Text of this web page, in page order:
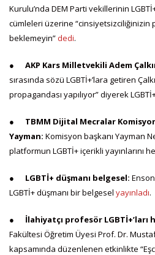
Kurulu’nda DEM Parti vekillerinin
cümleleri üzerine “cinsiyetsizciliğinizin
beklemeyin”dedi.
● AKP Kars Milletvekili Adem
sırasında sözü LGBTİ+’lara getiren
propagandası yapılıyor” diyerek
● TBMM Dijital Mecralar
Yayman: Komisyon başkanı Yayman
platformun LGBTİ+ içerikli yayınlarını
● LGBTİ+ düşmanı belgesel:
LGBTİ+ düşmanı bir belgesel yayınladı.
● İlahiyatçı profesör LGBTİ+’ları
Fakültesi Öğretim Üyesi Prof. Dr.
kapsamında düzenlenen etkinlikte